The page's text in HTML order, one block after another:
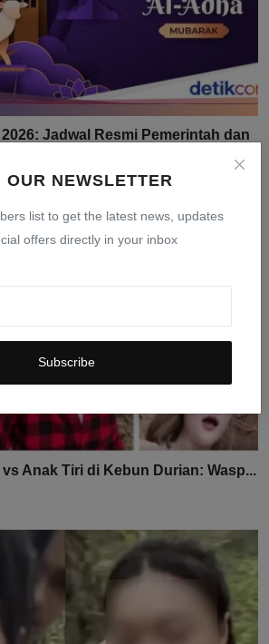
OUR NEWSLETTER
list to get the latest news, updates
offers directly in your inbox
Subscribe
Jadwal Resmi Pemerintah dan
Anak Tiri di Kebun Durian: Wasp...